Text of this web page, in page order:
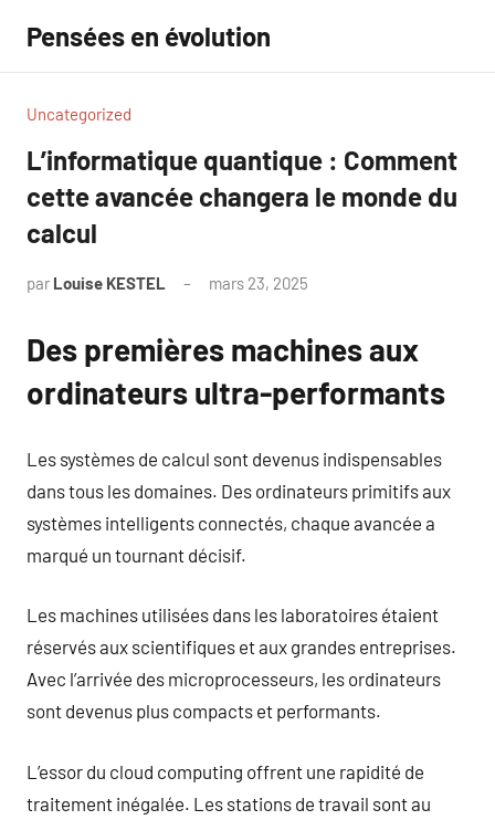
contenu
Pensées en évolution
Uncategorized
L’informatique quantique : Comment
cette avancée changera le monde du
calcul
par Louise KESTEL mars 23, 2025
Des premières machines aux
ordinateurs ultra-performants
Les systèmes de calcul sont devenus indispensables
dans tous les domaines. Des ordinateurs primitifs aux
systèmes intelligents connectés, chaque avancée a
marqué un tournant décisif.
Les machines utilisées dans les laboratoires étaient
réservés aux scientifiques et aux grandes entreprises.
Avec l’arrivée des microprocesseurs, les ordinateurs
sont devenus plus compacts et performants.
L’essor du cloud computing offrent une rapidité de
traitement inégalée. Les stations de travail sont au